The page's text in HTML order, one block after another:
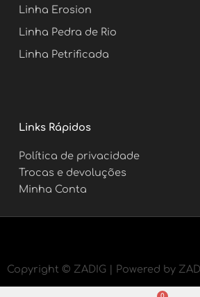
Linha Erosion
Linha Pedra de Rio
Linha Petrificada
Links Rápidos
Política de privacidade
Trocas e devoluções
Minha Conta
Copyright © ZADIG | Powered by